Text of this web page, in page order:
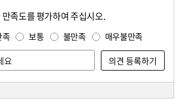
족도를 평가하여 주십시오.
족 보통 불만족 매우불만족